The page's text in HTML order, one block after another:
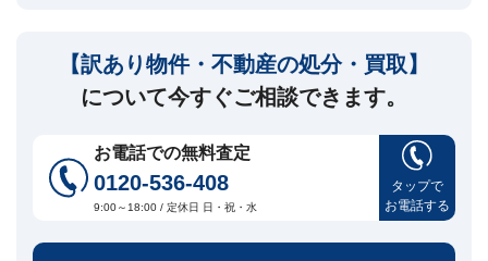
【訳あり物件・不動産の処分・買取】
について今すぐご相談できます。
お電話での無料査定
0120-536-408
9:00～18:00 / 定休日 日・祝・水
タップで
お電話する